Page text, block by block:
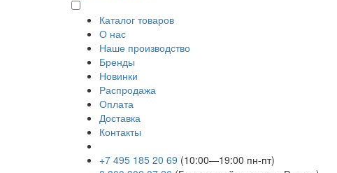
Каталог товаров
О нас
Наше производство
Бренды
Новинки
Распродажа
Оплата
Доставка
Контакты
+7 495 185 20 69 (10:00—19:00 пн-пт)